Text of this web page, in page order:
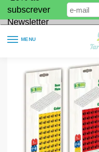
subscrever
Newsletter
MENU